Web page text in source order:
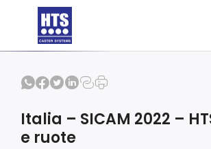
Italia – SICAM 2022 –
e ruote